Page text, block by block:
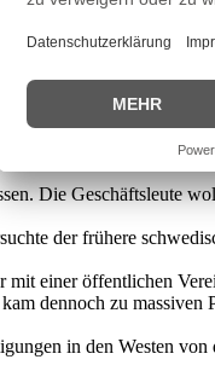
unabhängiges Polen.
französischen
Die Tagesordnung
Journalisten
Die Geschäftsleute
der frühere
einer öffentlichen
dennoch zu
in den Westen von